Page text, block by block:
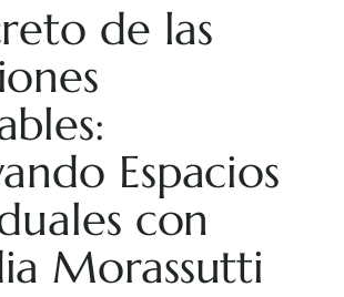
de las
Espacios
con
Morassutti